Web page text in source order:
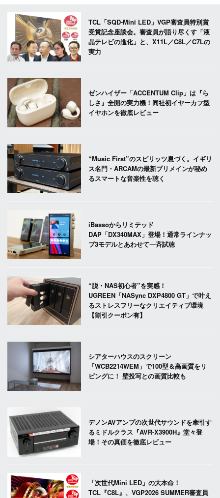
TCL「SQD-Mini LED」VGP審査員特別賞
受賞記念座談会。審査員が語り尽くす「液
晶テレビの進化」と、X11L／C8L／C7Lの
実力
ゼンハイザー「ACCENTUM Clip」は『ら
しさ』全開の実力機！同社初イヤーカフ型
イヤホンを徹底レビュー
“Music First”のスピリッツ息づく。イギリ
ス名門・ARCAMの最新プリメインが秘め
るスマートな音楽性を聴く
iBassoからリミテッド
DAP「DX340MAX」登場！通常ラインナッ
プ3モデルとあわせて一斉試聴
“脱・NAS初心者”を実感！
UGREEN「NASync DXP4800 GT」で叶え
るストレスフリーなクリエイティブ環境
【割引クーポン有】
シアターハウスのスクリーン
「WCB2214WEM」で100型＆高画質をリ
ビングに！ 壁投写との画質比較も
デノンAVアンプの次世代サウンドを牽引す
るミドルクラス『AVR-X3900H』堂々登
場！その真価を徹底レビュー
「次世代Mini LED」の大本命！
TCL『C8L』、VGP2026 SUMMER審査員